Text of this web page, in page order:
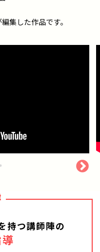
集した作品です。
持つ講師陣の